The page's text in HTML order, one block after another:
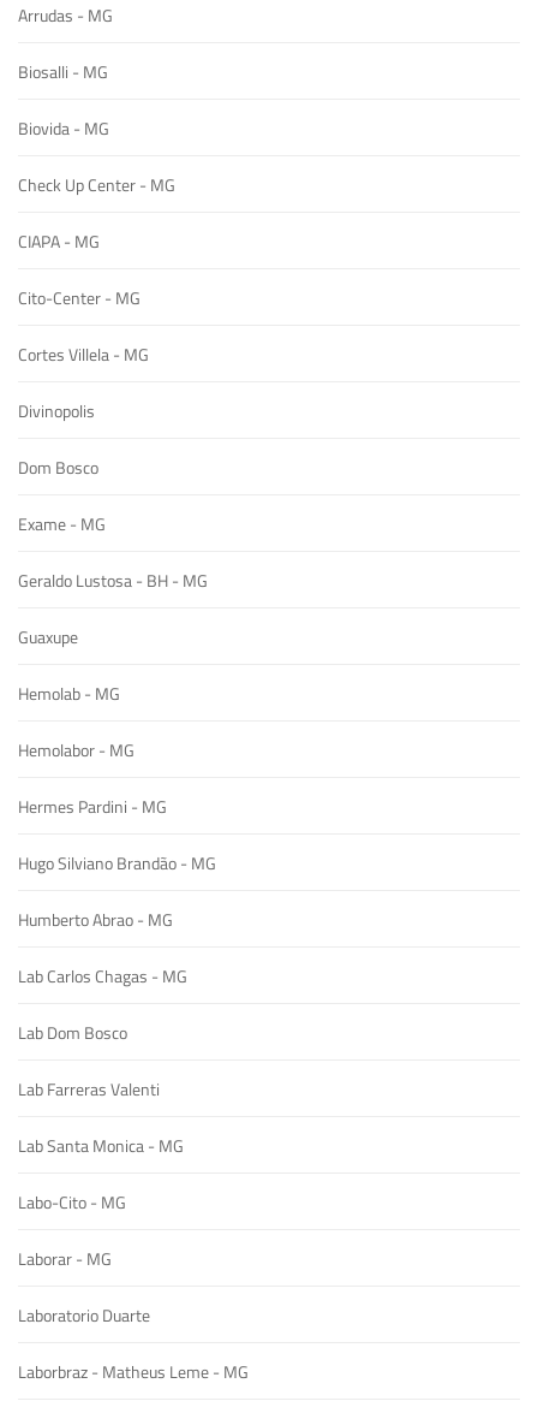
Arrudas - MG
Biosalli - MG
Biovida - MG
Check Up Center - MG
CIAPA - MG
Cito-Center - MG
Cortes Villela - MG
Divinopolis
Dom Bosco
Exame - MG
Geraldo Lustosa - BH - MG
Guaxupe
Hemolab - MG
Hemolabor - MG
Hermes Pardini - MG
Hugo Silviano Brandão - MG
Humberto Abrao - MG
Lab Carlos Chagas - MG
Lab Dom Bosco
Lab Farreras Valenti
Lab Santa Monica - MG
Labo-Cito - MG
Laborar - MG
Laboratorio Duarte
Laborbraz - Matheus Leme - MG